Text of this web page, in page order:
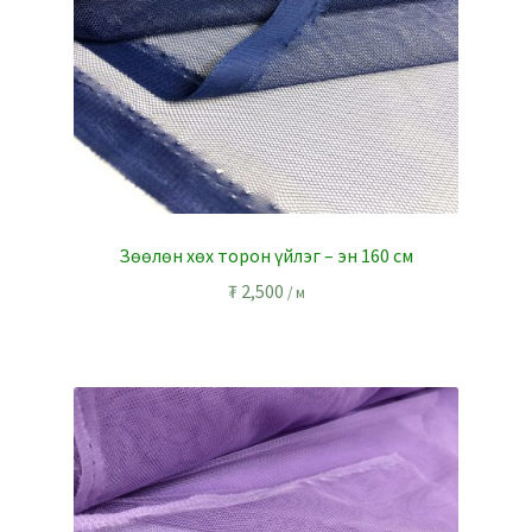
Зөөлөн хөх торон үйлэг – эн 160 см
₮2,500 / м